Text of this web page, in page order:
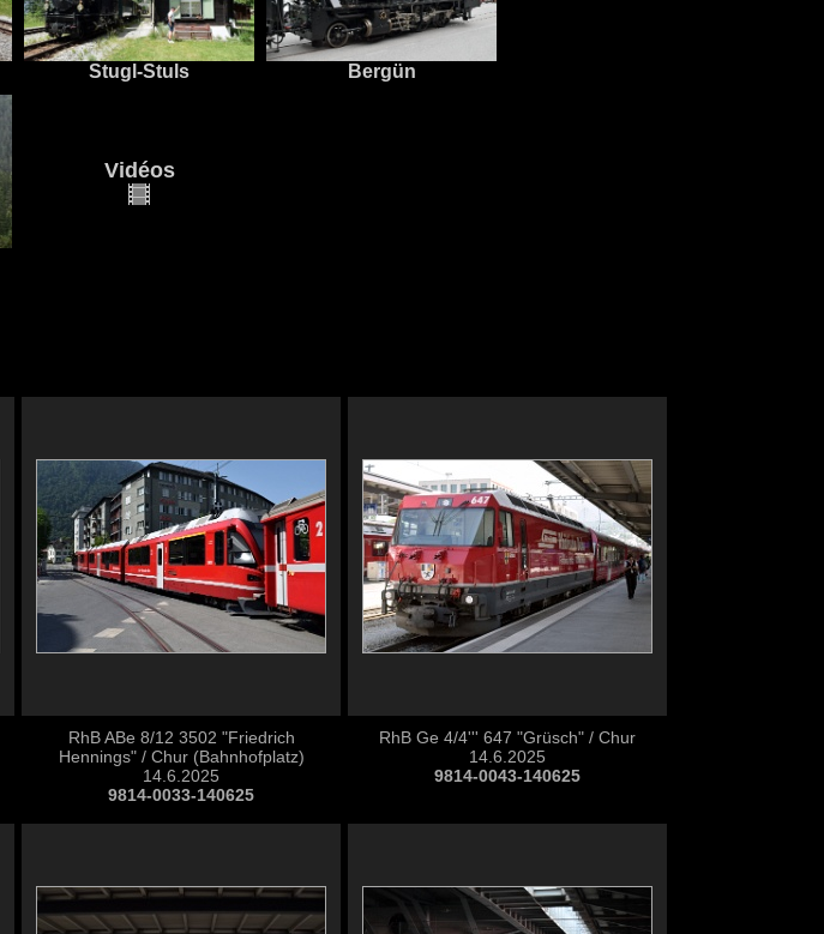
Stugl-Stuls Bergün
Vidéos
RhB ABe 8/12 3502 "Friedrich
Hennings" / Chur (Bahnhofplatz)
14.6.2025
9814-0033-140625
RhB Ge 4/4''' 647 "Grüsch" / Chur
14.6.2025
9814-0043-140625